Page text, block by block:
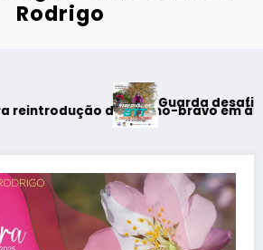
Rodrigo
de coelho-bravo em área rewilding
Guarda desafia amantes